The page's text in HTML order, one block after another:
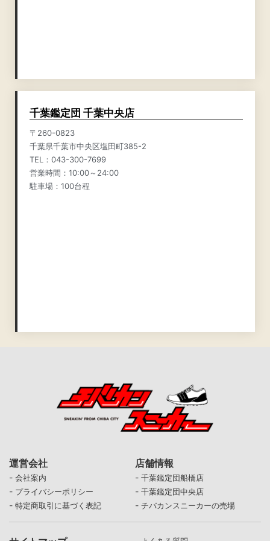
千葉鑑定団 千葉中央店
〒260-0823
千葉県千葉市中央区塩田町385-2
TEL：043-300-7699
営業時間：10:00～24:00
駐車場：100台程
運営会社
- 会社案内
- プライバシーポリシー
- 特定商取引に基づく表記
店舗情報
- 千葉鑑定団船橋店
- 千葉鑑定団中央店
- チバカンスニーカーの売場